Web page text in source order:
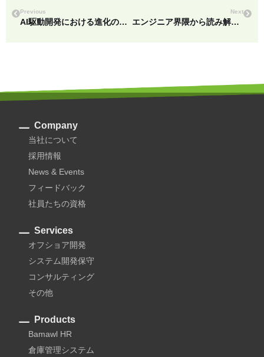
Previous
AI駆動開発における進化の4フェーズから読み解くAI駆動開発の現在地
Next
エンジニア界隈から読み解くAI駆動開発の現在地
Company
当社について
採用情報
News & Events
フィードバック
社員たちの資格
Services
オフショア開発
システム開発保守
コンサルティング
その他
Products
Bamawl HR
倉庫管理システム